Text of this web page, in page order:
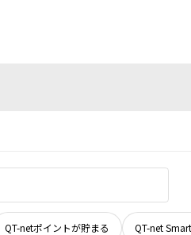
QT-netポイントが貯まる QT-net